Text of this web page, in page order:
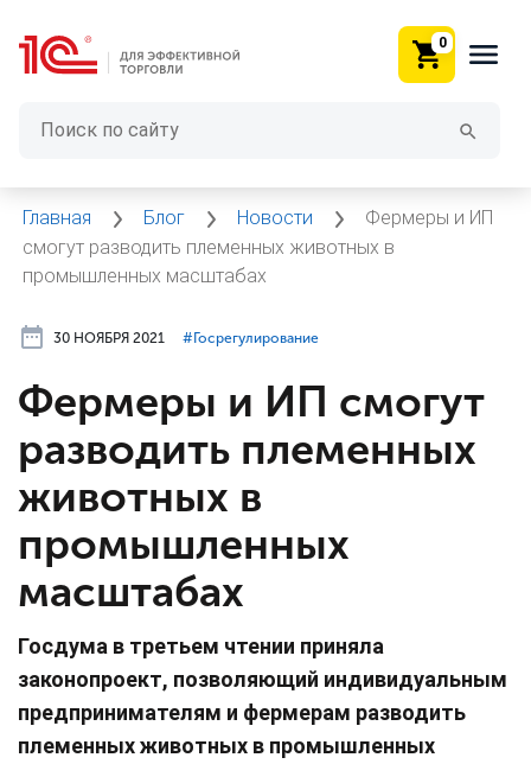
0
Главная Блог Новости
Фермеры и ИП
смогут разводить племенных животных в
промышленных масштабах
30 НОЯБРЯ 2021 #⁣Госрегулирование
Фермеры и ИП смогут
разводить племенных
животных в
промышленных
масштабах
Госдума в третьем чтении приняла
законопроект, позволяющий индивидуальным
предпринимателям и фермерам разводить
племенных животных в промышленных